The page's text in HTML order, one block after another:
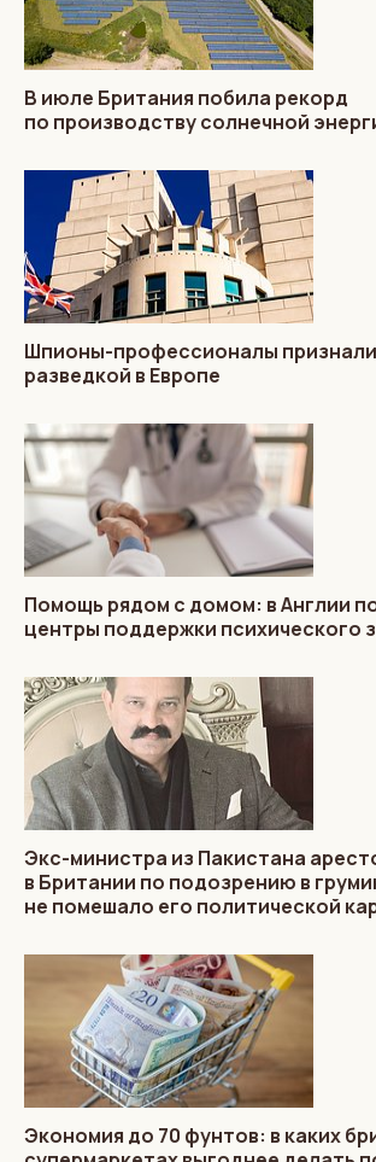
В июле Британия побила рекорд
по производству солнечной
Шпионы-профессионалы признали
разведкой в Европе
Помощь рядом с домом: в Англии
центры поддержки психического
Экс-министра из Пакистана
в Британии по подозрению в
не помешало его политической
Экономия до 70 фунтов: в каких